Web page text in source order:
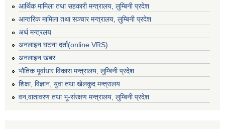
आर्थिक मामिला तथा सहकारी मन्त्रालय, लुम्बिनी प्रदेश
आन्तरिक मामिला तथा सञ्चार मन्त्रालय, लुम्बिनी प्रदेश
अर्थ मन्त्रलय
अनलाइन घटना दर्ता(online VRS)
अनलाइन खबर
भौतिक पूर्वाधार विकास मन्त्रालय, लुम्बिनी प्रदेश
शिक्षा, विज्ञान, युवा तथा खेलकुद मन्‍‍त्रालय
वन,वातावरण तथा भू-संरक्षण मन्त्रालय, लुम्बिनी प्रदेश